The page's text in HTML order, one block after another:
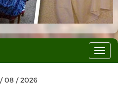
08 / 2026